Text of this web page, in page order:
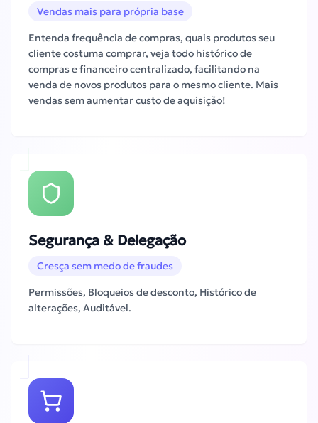
Vendas mais para própria base
Entenda frequência de compras, quais produtos seu
cliente costuma comprar, veja todo histórico de
compras e financeiro centralizado, facilitando na
venda de novos produtos para o mesmo cliente. Mais
vendas sem aumentar custo de aquisição!
Segurança & Delegação
Cresça sem medo de fraudes
Permissões, Bloqueios de desconto, Histórico de
alterações, Auditável.